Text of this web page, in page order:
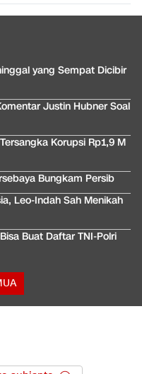
yang Sempat Dicibir
Justin Hubner Soal
Korupsi Rp1,9 M
Bungkam Persib
Leo-Indah Sah Menikah
Buat Daftar TNI-Polri